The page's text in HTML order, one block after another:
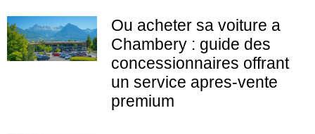
Ou acheter sa voiture a
Chambery : guide des
concessionnaires offrant
un service apres-vente
premium